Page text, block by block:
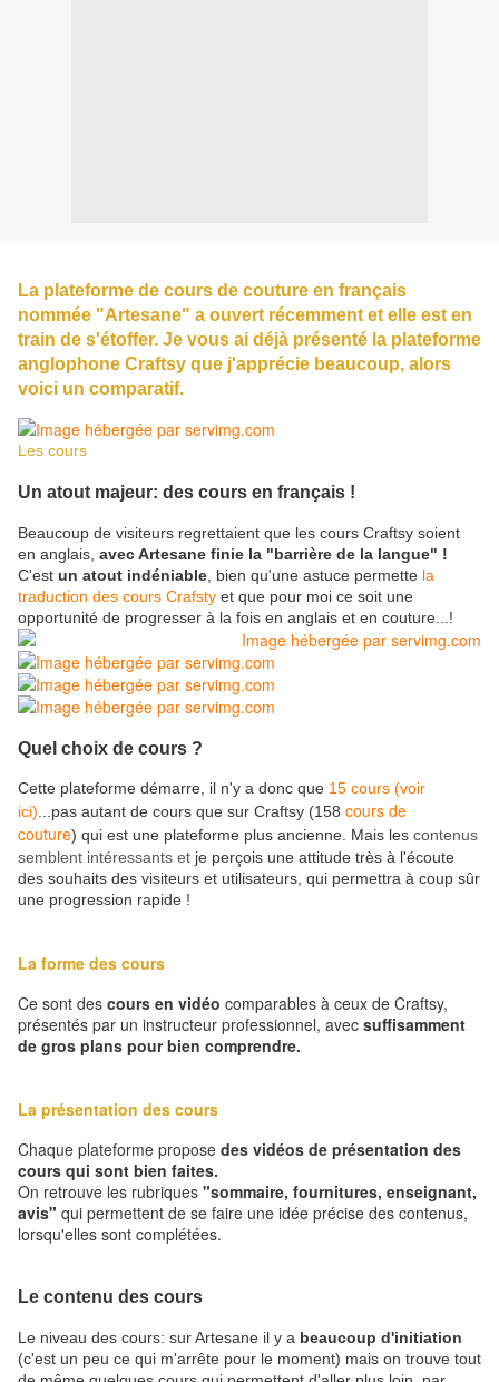
La plateforme de cours de couture en français
nommée "Artesane" a ouvert récemment et elle est en
train de s'étoffer. Je vous ai déjà présenté la plateforme
anglophone Craftsy que j'apprécie beaucoup, alors
voici un comparatif.
Les cours
Un atout majeur: des cours en français !
Beaucoup de visiteurs regrettaient que les cours Craftsy soient
en anglais, avec Artesane finie la "barrière de la langue" !
C'est un atout indéniable , bien qu'une astuce permette la
traduction des cours Crafsty et que pour moi ce soit une
opportunité de progresser à la fois en anglais et en couture...!
Quel choix de cours ?
Cette plateforme démarre, il n'y a donc que 15 cours (voir
ici)...pas autant de cours que sur Craftsy (158 cours de
couture) qui est une plateforme plus ancienne. Mais les contenus
semblent intéressants et je perçois une attitude très à l'écoute
des souhaits des visiteurs et utilisateurs, qui permettra à coup sûr
une progression rapide !
La forme des cours
Ce sont des cours en vidéo comparables à ceux de Craftsy,
présentés par un instructeur professionnel, avec suffisamment
de gros plans pour bien comprendre.
La présentation des cours
Chaque plateforme propose des vidéos de présentation des
cours qui sont bien faites.
On retrouve les rubriques "sommaire, fournitures, enseignant,
avis" qui permettent de se faire une idée précise des contenus,
lorsqu'elles sont complétées.
Le contenu des cours
Le niveau des cours: sur Artesane il y a beaucoup d'initiation
(c'est un peu ce qui m'arrête pour le moment) mais on trouve tout